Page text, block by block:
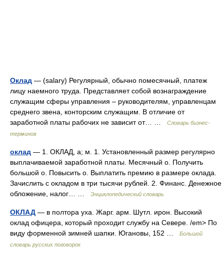
Оклад — (salary) Регулярный, обычно помесячный, платеж
лицу наемного труда. Представляет собой вознаграждение
служащим сферы управления – руководителям, управленцам
среднего звена, конторским служащим. В отличие от
заработной платы рабочих не зависит от… …
Словарь бизнес-
терминов
оклад — 1. ОКЛАД, а; м. 1. Установленный размер регулярно
выплачиваемой заработной платы. Месячный о. Получить
большой о. Повысить о. Выплатить премию в размере оклада.
Зачислить с окладом в три тысячи рублей. 2. Финанс. Денежное
обложение, налог… …
Энциклопедический словарь
ОКЛАД — в полтора уха. Жарг. арм. Шутл. ирон. Высокий
оклад офицера, который проходит службу на Севере. /em> По
виду форменной зимней шапки. Югановы, 152 …
Большой
словарь русских поговорок